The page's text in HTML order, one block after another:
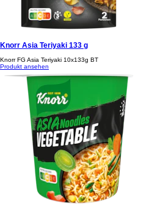
Knorr Asia Teriyaki 133 g
Knorr FG Asia Teriyaki 10x133g BT
Produkt ansehen